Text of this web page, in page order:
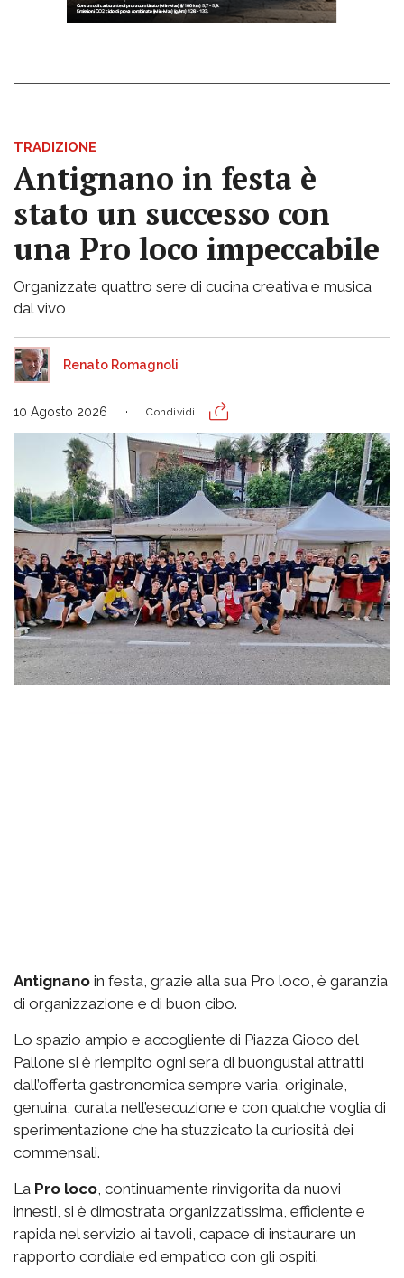
TRADIZIONE
Antignano in festa è
stato un successo con
una Pro loco impeccabile
Organizzate quattro sere di cucina creativa e musica
dal vivo
Renato Romagnoli
10 Agosto 2026 Condividi
Antignano in festa, grazie alla sua Pro loco, è garanzia
di organizzazione e di buon cibo.
Lo spazio ampio e accogliente di Piazza Gioco del
Pallone si è riempito ogni sera di buongustai attratti
dall’offerta gastronomica sempre varia, originale,
genuina, curata nell’esecuzione e con qualche voglia di
sperimentazione che ha stuzzicato la curiosità dei
commensali.
La Pro loco, continuamente rinvigorita da nuovi
innesti, si è dimostrata organizzatissima, efficiente e
rapida nel servizio ai tavoli, capace di instaurare un
rapporto cordiale ed empatico con gli ospiti.